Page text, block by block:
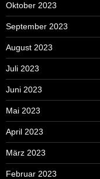
Oktober 2023
September 2023
August 2023
Juli 2023
Juni 2023
Mai 2023
April 2023
März 2023
Februar 2023